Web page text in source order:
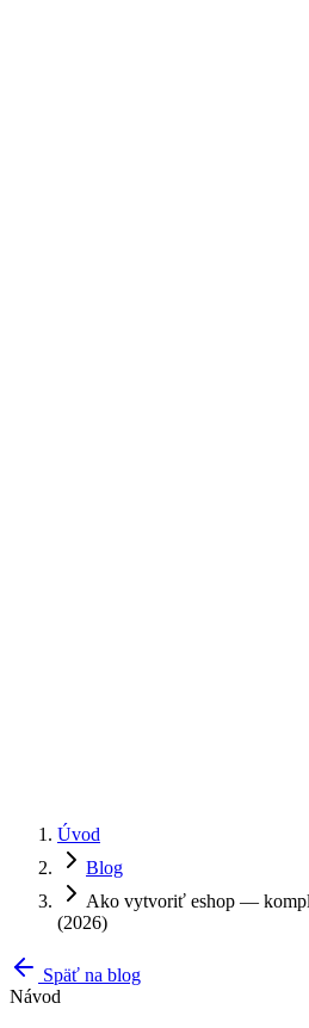
Úvod
Blog
Ako vytvoriť eshop —
(2026)
Späť na blog
Návod